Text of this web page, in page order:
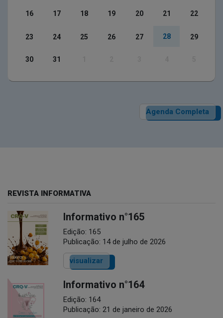
16 17 18 19 20 21 22
23 24 25 26 27 28 29
30 31
Agenda Completa
REVISTA INFORMATIVA
Informativo n°165
Edição: 165
Publicação: 14 de julho de 2026
visualizar
Informativo n°164
Edição: 164
Publicação: 21 de janeiro de 2026